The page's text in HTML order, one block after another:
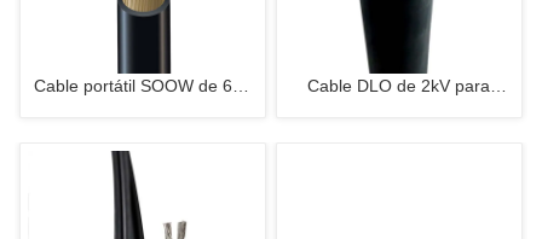
Cable portátil SOOW de 600
Cable DLO de 2kV para